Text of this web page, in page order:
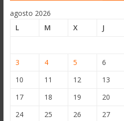
agosto 2026
L
M X J
3
4 5 6
10
11 12 13
17
18 19 20
24
25 26 27